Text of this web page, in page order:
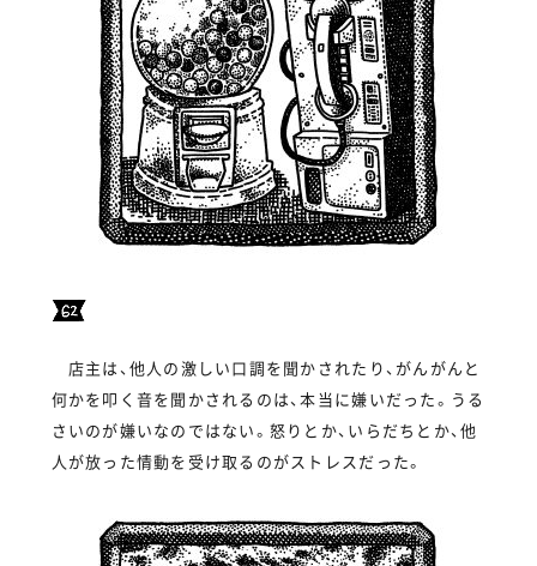
店主は、他人の激しい口調を聞かされたり、がんがんと
何かを叩く音を聞かされるのは、本当に嫌いだった。うる
さいのが嫌いなのではない。怒りとか、いらだちとか、他
人が放った情動を受け取るのがストレスだった。